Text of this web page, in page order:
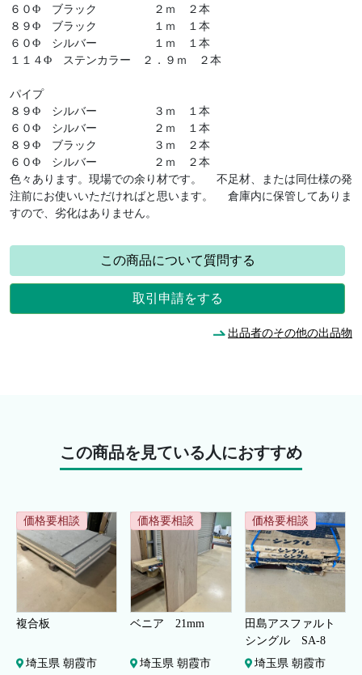
６０Φ ブラック ２ｍ ２本
８９Φ ブラック １ｍ １本
６０Φ シルバー １ｍ １本
１１４Φ ステンカラー ２．９ｍ ２本
パイプ
８９Φ シルバー ３ｍ １本
６０Φ シルバー ２ｍ １本
８９Φ ブラック ３ｍ ２本
６０Φ シルバー ２ｍ ２本
色々あります。現場での余り材です。 不足材、または同仕様の発
注前にお使いいただければと思います。 倉庫内に保管してありま
すので、劣化はありません。
この商品について質問する
取引申請をする
出品者のその他の出品物
この商品を見ている人におすすめ
価格要相談
複合板
埼玉県 朝霞市
価格要相談
ベニア 21mm
埼玉県 朝霞市
価格要相談
田島アスファルト
シングル SA-8
埼玉県 朝霞市